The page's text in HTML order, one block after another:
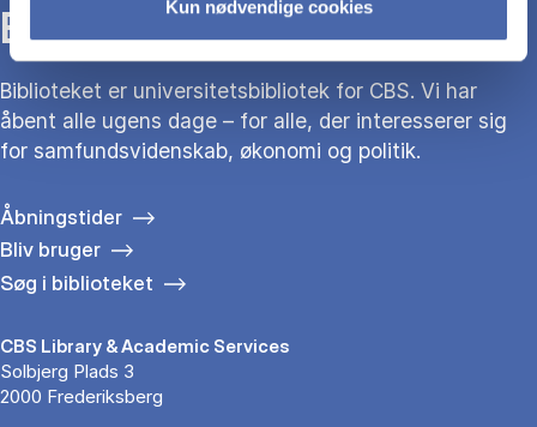
Kun nødvendige cookies
BIBLIOTEKET
Biblioteket er universitetsbibliotek for CBS. Vi har
åbent alle ugens dage – for alle, der interesserer sig
for samfundsvidenskab, økonomi og politik.
Åbningstider
Bliv bruger
Søg i biblioteket
CBS Library & Academic Services
Solbjerg Plads 3
2000 Frederiksberg